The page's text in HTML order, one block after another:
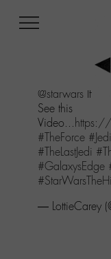
au
menu
Aller
contenu
Aller
recherche
@starwars If
See this
Video...
#TheForce
#TheLastJedi
#GalaxysEdge
— LottieCarey